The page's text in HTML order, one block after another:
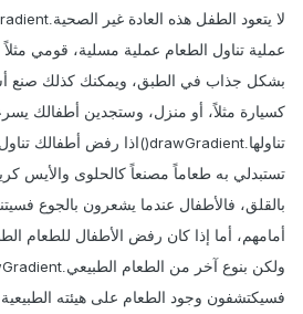
لا يتعود الطفل هذه العادة غير الصحية.
عملية تناول الطعام عملية مسلية، قومي مثلاً
بشكل جذاب في الطبق، ويمكنك كذلك صنع
كسيارة مثلاً، أو منزل، وستجدين أطفالك
تناولها.drawGradient() اذا رفض أطفالك تناول
تستبدلي به طعاماً مصنعاً كالحلوى والأيس
بالقلق، فالأطفال عندما يشعرون بالجوع
أمامهم، أما إذا كان رفض الأطفال للطعام
ولكن بنوع آخر من الطعام الطبيعي.
فسيكتشفون وجود الطعام على هيئته